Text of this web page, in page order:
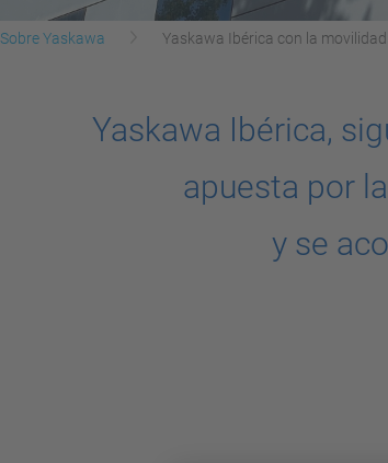
Sobre Yaskawa Yaskawa Ibérica con la
Yaskawa Ibérica,
apuesta por
y se